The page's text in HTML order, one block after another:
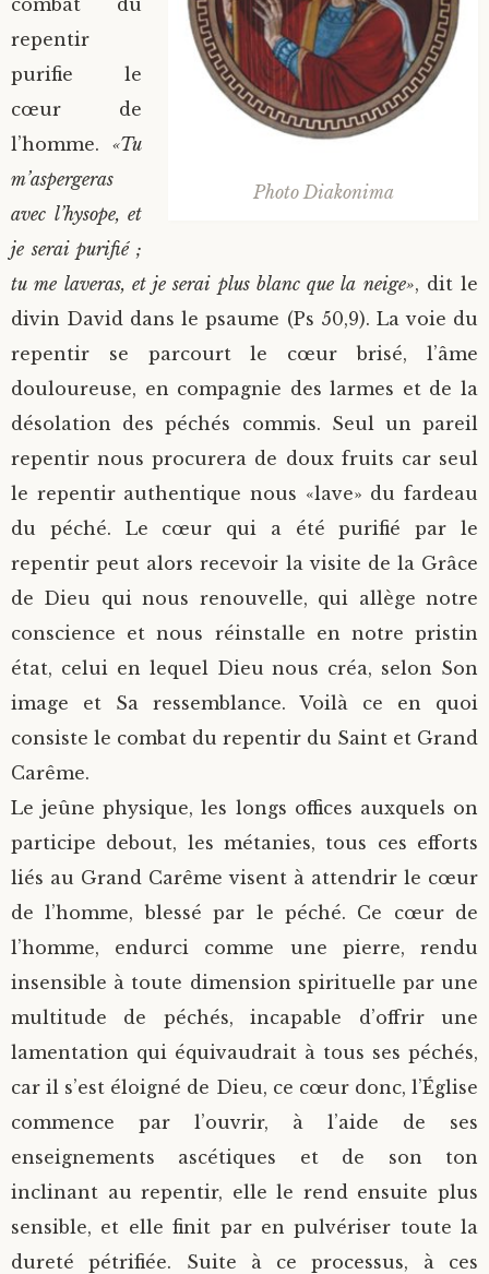
Photo Diakonima
combat du
repentir
purifie le
cœur de
l’homme. «Tu
m’aspergeras
avec l’hysope, et
je serai purifié ;
tu me laveras, et je serai plus blanc que la neige», dit le
divin David dans le psaume (Ps 50,9). La voie du
repentir se parcourt le cœur brisé, l’âme
douloureuse, en compagnie des larmes et de la
désolation des péchés commis. Seul un pareil
repentir nous procurera de doux fruits car seul
le repentir authentique nous «lave» du fardeau
du péché. Le cœur qui a été purifié par le
repentir peut alors recevoir la visite de la Grâce
de Dieu qui nous renouvelle, qui allège notre
conscience et nous réinstalle en notre pristin
état, celui en lequel Dieu nous créa, selon Son
image et Sa ressemblance. Voilà ce en quoi
consiste le combat du repentir du Saint et Grand
Carême.
Le jeûne physique, les longs offices auxquels on
participe debout, les métanies, tous ces efforts
liés au Grand Carême visent à attendrir le cœur
de l’homme, blessé par le péché. Ce cœur de
l’homme, endurci comme une pierre, rendu
insensible à toute dimension spirituelle par une
multitude de péchés, incapable d’offrir une
lamentation qui équivaudrait à tous ses péchés,
car il s’est éloigné de Dieu, ce cœur donc, l’Église
commence par l’ouvrir, à l’aide de ses
enseignements ascétiques et de son ton
inclinant au repentir, elle le rend ensuite plus
sensible, et elle finit par en pulvériser toute la
dureté pétrifiée. Suite à ce processus, à ces